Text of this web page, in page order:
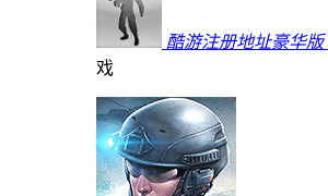
酷游注册地址豪华版
戏